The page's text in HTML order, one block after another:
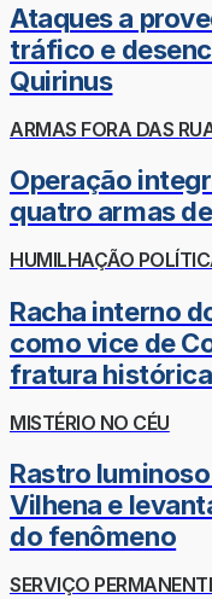
Ataques a
tráfico e
Quirinus
ARMAS FORA DAS
Operação
quatro armas
HUMILHAÇÃO
Racha interno
como vice de
fratura
MISTÉRIO NO CÉU
Rastro
Vilhena e
do fenômeno
SERVIÇO